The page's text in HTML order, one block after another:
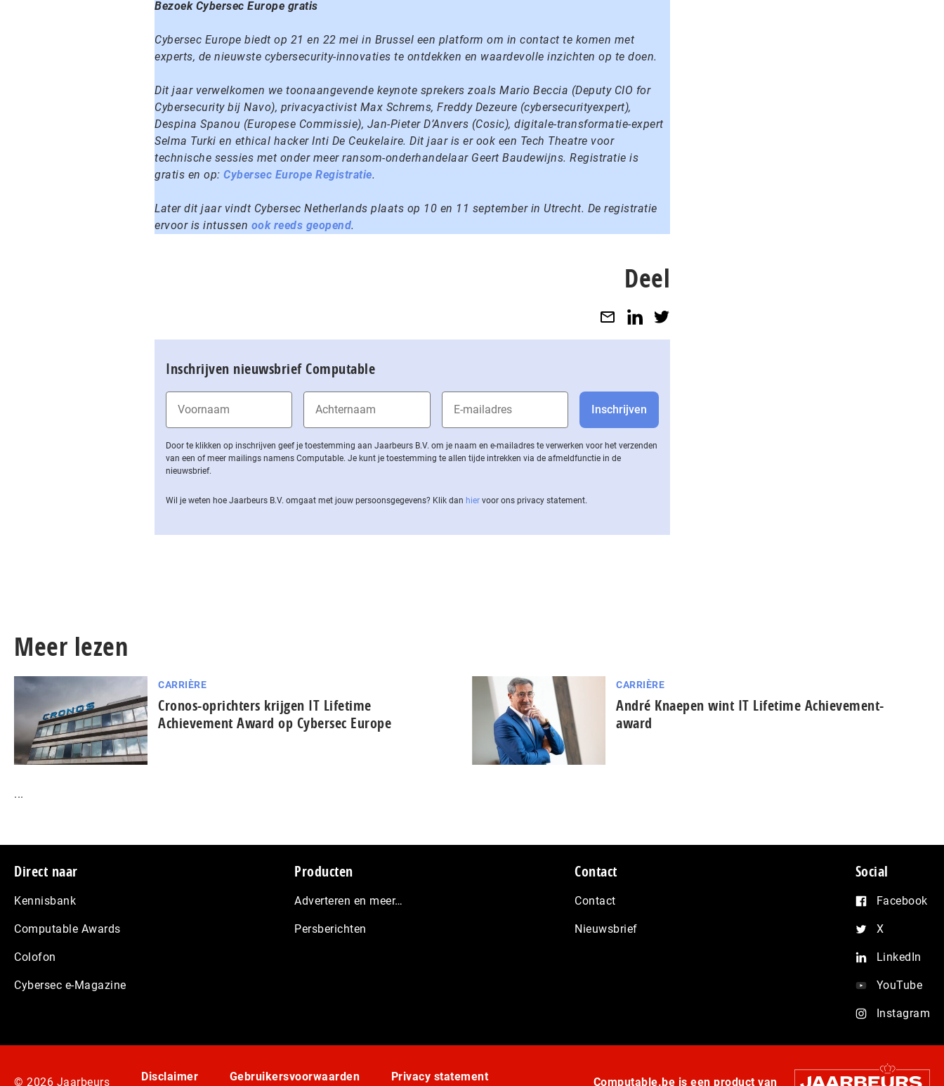
Bezoek Cybersec Europe gratis
Cybersec Europe biedt op 21 en 22 mei in Brussel een platform om in contact te komen met
experts, de nieuwste cybersecurity-innovaties te ontdekken en waardevolle inzichten op te doen.
Dit jaar verwelkomen we toonaangevende keynote sprekers zoals Mario Beccia (Deputy CIO for
Cybersecurity bij Navo), privacyactivist Max Schrems, Freddy Dezeure (cybersecurityexpert),
Despina Spanou (Europese Commissie), Jan-Pieter D’Anvers (Cosic), digitale-transformatie-expert
Selma Turki en ethical hacker Inti De Ceukelaire. Dit jaar is er ook een Tech Theatre voor
technische sessies met onder meer ransom-onderhandelaar Geert Baudewijns. Registratie is
gratis en op: Cybersec Europe Registratie.
Later dit jaar vindt Cybersec Netherlands plaats op 10 en 11 september in Utrecht. De registratie
ervoor is intussen ook reeds geopend.
Deel
Inschrijven nieuwsbrief Computable
Door te klikken op inschrijven geef je toestemming aan Jaarbeurs B.V. om je naam en e-mailadres te verwerken voor het verzenden
van een of meer mailings namens Computable. Je kunt je toestemming te allen tijde intrekken via de af­meld­func­tie in de
nieuwsbrief.
Wil je weten hoe Jaarbeurs B.V. omgaat met jouw per­soons­ge­ge­vens? Klik dan hier voor ons privacy statement.
Meer lezen
CARRIÈRE
Cronos-oprichters krijgen IT Lifetime
Achievement Award op Cybersec Europe
CARRIÈRE
André Knaepen wint IT Lifetime Achievement-
award
...
Footer
Direct naar
Kennisbank
Computable Awards
Colofon
Cybersec e-Magazine
Producten
Adverteren en meer…
Persberichten
Contact
Contact
Nieuwsbrief
Social
Facebook
X
LinkedIn
YouTube
Instagram
© 2026 Jaarbeurs Disclaimer Gebruikersvoorwaarden Privacy statement Computable.be is een product van